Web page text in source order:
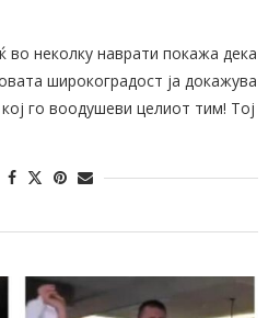
во неколку наврати покажа дека
широкоградост ја докажува
го воодушеви целиот тим! Тој